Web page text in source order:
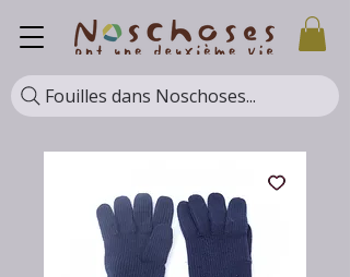
Fouilles dans Noschoses...